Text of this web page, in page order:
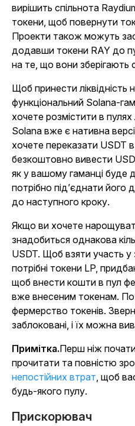
вирішить спільнота
токени, щоб повернути
Проекти також можуть
додавши токени RAY до
на те, що вони зберігають
Щоб принести ліквідність
функціональний Solana-
хочете розмістити в пулях
Solana вже є нативна
хочете переказати USDT
безкоштовно вивести
як у вашому гаманці буде
потрібно під’єднати
до наступного кроку.
Якщо ви хочете
знадобиться однакова
USDT. Щоб взяти участь у
потрібні токени LP,
щоб внести кошти в пул
вже внесеним токенам.
фермерство токенів.
заблоковані, і їх можна
Примітка.Перш ніж
прочитати та повністю
непостійних втрат , щоб
будь-якого пулу.
Прискорювач